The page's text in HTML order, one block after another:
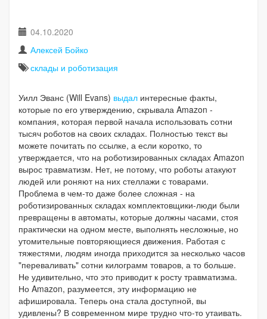
04.10.2020
Алексей Бойко
склады и роботизация
Уилл Эванс (Will Evans) выдал интересные факты,
которые по его утверждению, скрывала Amazon -
компания, которая первой начала использовать сотни
тысяч роботов на своих складах. Полностью текст вы
можете почитать по ссылке, а если коротко, то
утверждается, что на роботизированных складах Amazon
вырос травматизм. Нет, не потому, что роботы атакуют
людей или роняют на них стеллажи с товарами.
Проблема в чем-то даже более сложная - на
роботизированных складах комплектовщики-люди были
превращены в автоматы, которые должны часами, стоя
практически на одном месте, выполнять несложные, но
утомительные повторяющиеся движения. Работая с
тяжестями, людям иногда приходится за несколько часов
"переваливать" сотни килограмм товаров, а то больше.
Не удивительно, что это приводит к росту травматизма.
Но Amazon, разумеется, эту информацию не
афишировала. Теперь она стала доступной, вы
удивлены? В современном мире трудно что-то утаивать.